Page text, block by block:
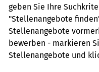
geben Sie Ihre
"Stellenangebote
Stellenangebote
bewerben - markieren
Stellenangebote und